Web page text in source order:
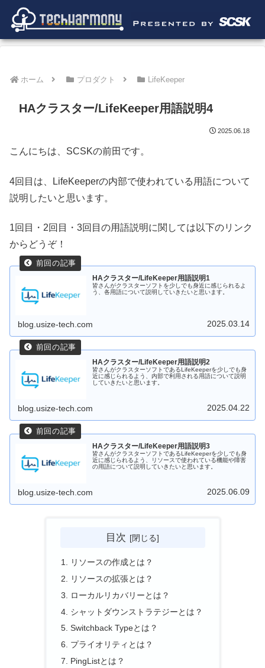
ホーム プロダクト LifeKeeper
HAクラスター/LifeKeeper用語説明4
2025.06.18
こんにちは、SCSKの前田です。
4回目は、LifeKeeperの内部で使われている用語について
説明したいと思います。
1回目・2回目・3回目の用語説明に関しては以下のリンク
からどうぞ！
HAクラスター/LifeKeeper用語説明1
皆さんがクラスターソフトを少しでも身近に感じられるよ
う、各用語について説明していきたいと思います。
blog.usize-tech.com 2025.03.14
HAクラスター/LifeKeeper用語説明2
皆さんがクラスターソフトであるLifeKeeperを少しでも身
近に感じられるよう、内部で利用される用語について説明
していきたいと思います。
blog.usize-tech.com 2025.04.22
HAクラスター/LifeKeeper用語説明3
皆さんがクラスターソフトであるLifeKeeperを少しでも身
近に感じられるよう、リソースで使われている機能や障害
の用語について説明していきたいと思います。
blog.usize-tech.com 2025.06.09
目次
リソースの作成とは？
リソースの拡張とは？
ローカルリカバリーとは？
シャットダウンストラテジーとは？
Switchback Typeとは？
プライオリティとは？
PingListとは？